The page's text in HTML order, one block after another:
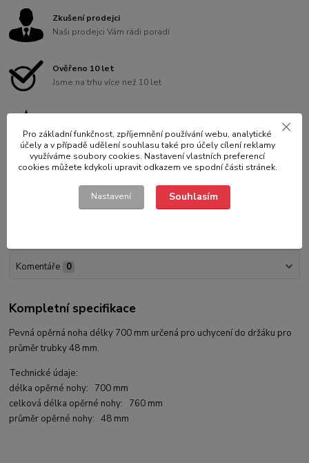
Zkušení prodejci
Naši prodejci Vám rádi poradí
Ověřeno 10 let
Jsme na trhu více než 10 let
Vybíráme pro Vás to nejlepší na trhu
Kompletní specifikace
Komentáře 0
Kompletní specifikace
Pevná opěrná noha délky 700 mm určená pro uchycení do držáku pro
průměr trubky 48 mm.
Technické údaje:
délka opěrné nohy: 700 mm
celková délka opěrné nohy: 760 mm
průměr opěrné nohy: 48 mm
Pro základní funkčnost, zpříjemnění používání webu, analytické
účely a v případě udělení souhlasu také pro účely cílení reklamy
využíváme soubory cookies. Nastavení vlastních preferencí
cookies můžete kdykoli upravit odkazem ve spodní části stránek.
Nastavení Souhlasím